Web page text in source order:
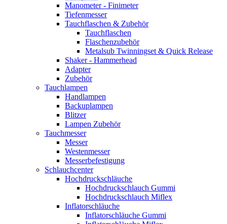
Manometer - Finimeter
Tiefenmesser
Tauchflaschen & Zubehör
Tauchflaschen
Flaschenzubehör
Metalsub Twinningset & Quick Release
Shaker - Hammerhead
Adapter
Zubehör
Tauchlampen
Handlampen
Backuplampen
Blitzer
Lampen Zubehör
Tauchmesser
Messer
Westenmesser
Messerbefestigung
Schlauchcenter
Hochdruckschläuche
Hochdruckschlauch Gummi
Hochdruckschlauch Miflex
Inflatorschläuche
Inflatorschläuche Gummi